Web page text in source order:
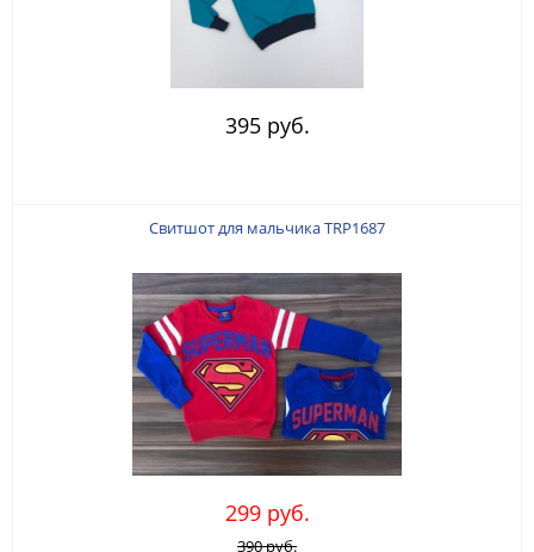
395 руб.
Свитшот для мальчика TRP1687
299 руб.
390 руб.